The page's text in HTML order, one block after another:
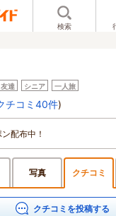
検索
友達 シニア 一人旅
チコミ40件)
配布中！
写真 クチコミ
クチコミを投稿する